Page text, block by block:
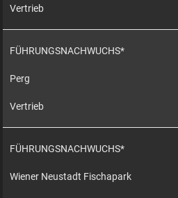
Vertrieb
FÜHRUNGSNACHWUCHS*
Perg
Vertrieb
FÜHRUNGSNACHWUCHS*
Wiener Neustadt Fischapark